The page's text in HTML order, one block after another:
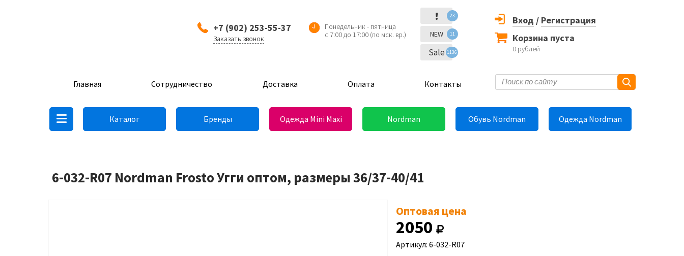
+7 (902) 253-55-37
Заказать звонок
Понедельник - пятница
с 7:00 до 17:00 (по мск. вр.)
! 23
NEW 11
Sale 1136
Вход / Регистрация
Корзина пуста
0 рублей
Главная Сотрудничество Доставка Оплата Контакты
Каталог Бренды Одежда Mini Maxi Nordman Обувь Nordman Одежда Nordman
6-032-R07 Nordman Frosto Угги оптом, размеры 36/37-40/41
Оптовая цена
2050
Артикул: 6-032-R07